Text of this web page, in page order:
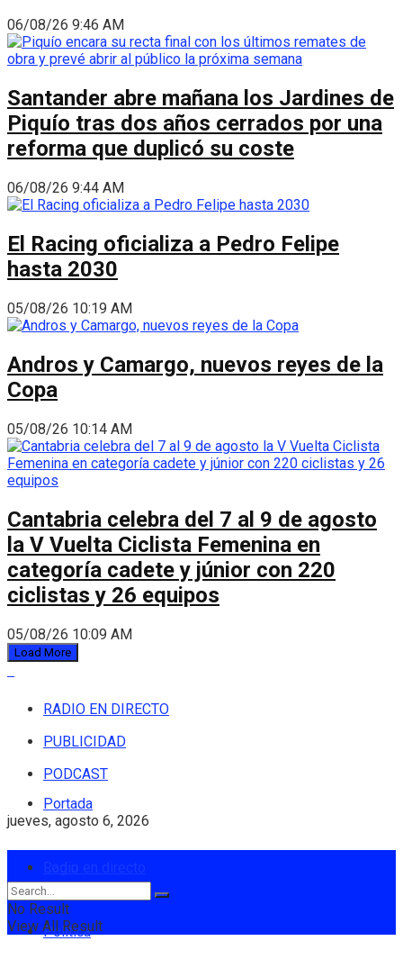
06/08/26 9:46 AM
Santander abre mañana los Jardines de
Piquío tras dos años cerrados por una
reforma que duplicó su coste
06/08/26 9:44 AM
El Racing oficializa a Pedro Felipe
hasta 2030
05/08/26 10:19 AM
Andros y Camargo, nuevos reyes de la
Copa
05/08/26 10:14 AM
Cantabria celebra del 7 al 9 de agosto
la V Vuelta Ciclista Femenina en
categoría cadete y júnior con 220
ciclistas y 26 equipos
05/08/26 10:09 AM
Load More
RADIO EN DIRECTO
PUBLICIDAD
PODCAST
jueves, agosto 6, 2026
Portada
Política
No Result
View All Result